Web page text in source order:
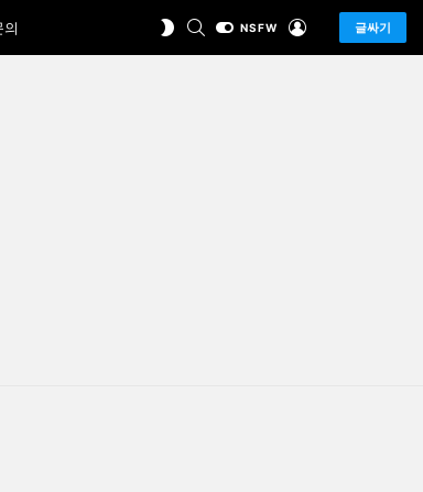
의
SWITCHSEARCHNSFW 글싸기